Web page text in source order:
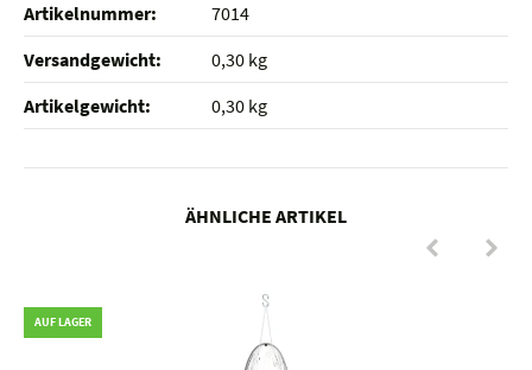
Artikelnummer:
7014
Versandgewicht‍:
0,30 kg
Artikelgewicht‍:
0,30 kg
ÄHNLICHE ARTIKEL
AUF LAGER